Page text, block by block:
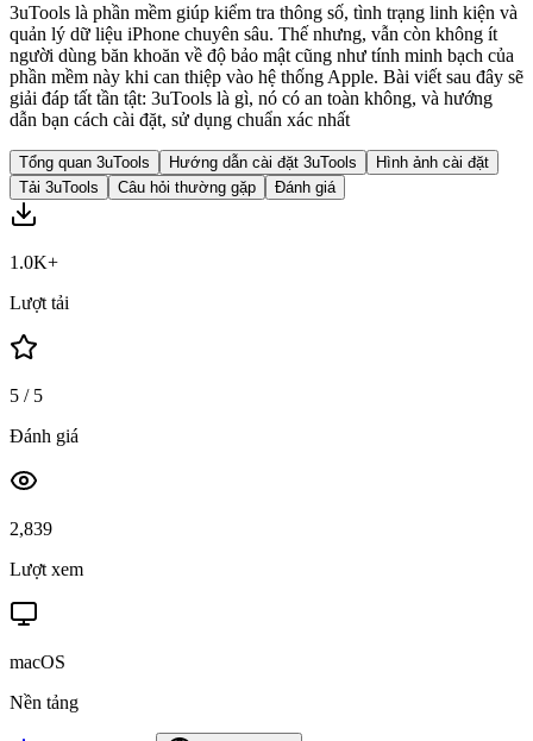
3uTools là phần mềm giúp kiểm tra thông số, tình trạng linh kiện và
quản lý dữ liệu iPhone chuyên sâu. Thế nhưng, vẫn còn không ít
người dùng băn khoăn về độ bảo mật cũng như tính minh bạch của
phần mềm này khi can thiệp vào hệ thống Apple. Bài viết sau đây sẽ
giải đáp tất tần tật: 3uTools là gì, nó có an toàn không, và hướng
dẫn bạn cách cài đặt, sử dụng chuẩn xác nhất
Tổng quan 3uTools Hướng dẫn cài đặt 3uTools
Hình ảnh cài đặt
Tải 3uTools
Câu hỏi thường gặp Đánh giá
1.0K+
Lượt tải
5 / 5
Đánh giá
2,839
Lượt xem
macOS
Nền tảng